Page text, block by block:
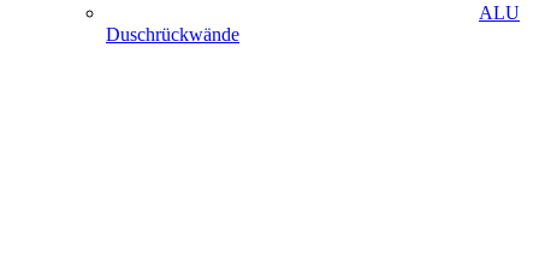
ALU
Duschrückwände